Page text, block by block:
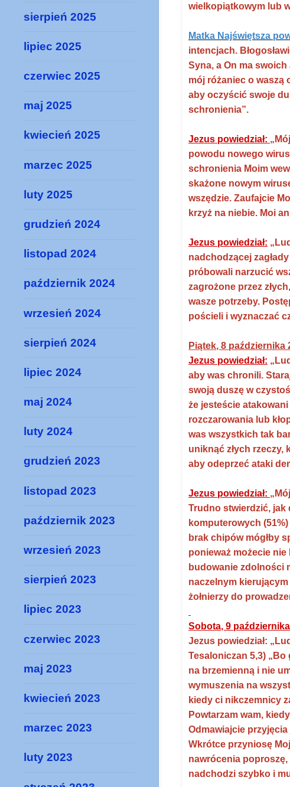
wielkopiątkowym lub
Matka Najświętsza
intencjach.
Syna, a On ma
mój różaniec o waszą
aby oczyścić swoje
schronienia”.
Jezus powiedział:
powodu nowego
schronienia Moim
skażone nowym
wszędzie. Zaufajcie
krzyż na niebie. Moi
Jezus powiedział:
nadchodzącej
próbowali narzucić
zagrożone przez
wasze potrzeby.
pościeli i wyznaczać
Piątek, 8 października
Jezus powiedział:
aby was chronili.
swoją duszę w
że jesteście
rozczarowania lub
was wszystkich tak
uniknąć złych rzeczy,
aby odeprzeć ataki
Jezus powiedział:
Trudno stwierdzić, jak
komputerowych
brak chipów mógłby
ponieważ możecie
budowanie zdolności
naczelnym
żołnierzy do
Sobota, 9
Jezus powiedział:
Tesaloniczan 5,3)
na brzemienną i nie
wymuszenia na
kiedy ci nikczemnicy
Powtarzam wam,
Odmawiajcie
Wkrótce przyniosę
nawrócenia
nadchodzi szybko i
sierpień 2025
lipiec 2025
czerwiec 2025
maj 2025
kwiecień 2025
marzec 2025
luty 2025
grudzień 2024
listopad 2024
październik 2024
wrzesień 2024
sierpień 2024
lipiec 2024
maj 2024
luty 2024
grudzień 2023
listopad 2023
październik 2023
wrzesień 2023
sierpień 2023
lipiec 2023
czerwiec 2023
maj 2023
kwiecień 2023
marzec 2023
luty 2023